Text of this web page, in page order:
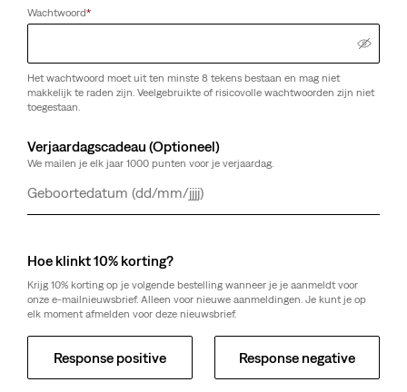
Wachtwoord*
Het wachtwoord moet uit ten minste 8 tekens bestaan en mag niet
makkelijk te raden zijn. Veelgebruikte of risicovolle wachtwoorden zijn niet
toegestaan.
Verjaardagscadeau (Optioneel)
We mailen je elk jaar 1000 punten voor je verjaardag.
Dag
Maand
Jaar
Hoe klinkt 10% korting?
Krijg 10% korting op je volgende bestelling wanneer je je aanmeldt voor
onze e-mailnieuwsbrief. Alleen voor nieuwe aanmeldingen. Je kunt je op
elk moment afmelden voor deze nieuwsbrief.
Response positive Response negative